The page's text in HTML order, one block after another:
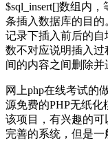
$sql_insert[]数组内
条插入数据库的目
记录下插入前后的
数不对应说明插入
间的内容之间删除并
网上php在线考试的
源免费的PHP无纸
该项目，有兴趣的
完善的系统，但是